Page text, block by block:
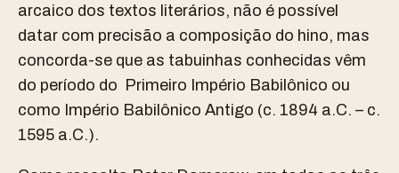
arcaico dos textos literários, não é possível
datar com precisão a composição do hino, mas
concorda-se que as tabuinhas conhecidas vêm
do período do Primeiro Império Babilônico ou
como Império Babilônico Antigo (c. 1894 a.C. – c.
1595 a.C.).